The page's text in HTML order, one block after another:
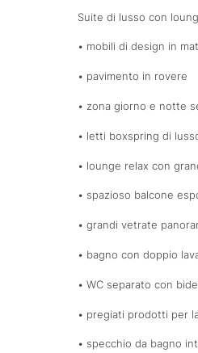
Suite di lusso con
• mobili di design in
• pavimento in rovere
• zona giorno e notte
• letti boxspring di
• lounge relax con
• spazioso balcone
• grandi vetrate
• bagno con doppio
• WC separato con
• pregiati prodotti per
• specchio da bagno